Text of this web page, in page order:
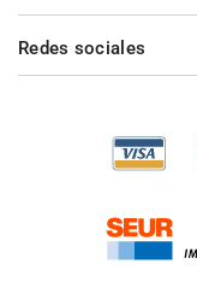
Redes sociales